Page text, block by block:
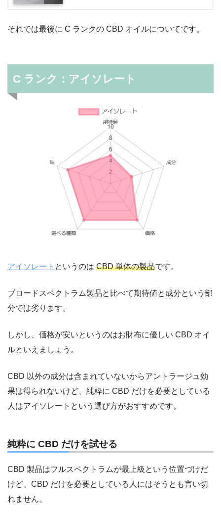
それでは最後に C ランクの CBD オイルについてです。
C ランク：アイソレート
アイソレート というのは CBD 単体の製品です。
ブロードスペクトラム製品と比べて期待値と成分という部
分では劣ります。
しかし、 価格が安いというのはお財布に優しい CBD オイ
ルといえましょう。
CBD 以外の成分は含まれていないからアントラージュ効
果は得られないけど、純粋に CBD だけを必要としている
人はアイソレートという選び方がおすすめです。
純粋に CBD だけを試せる
CBD 製品はフルスペクトラムが最上級という位置づけだ
けど、CBD だけを必要としている人にはそうとも言い切
れません。